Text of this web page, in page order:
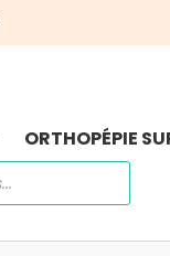
ORTHOPÉPIE